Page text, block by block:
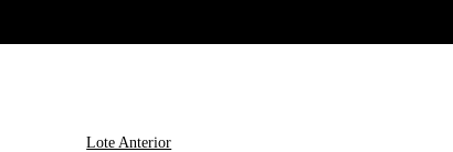
Lote Anterior